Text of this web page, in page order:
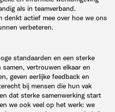
als in teamverband.
denkt actief mee over hoe we ons
verbeteren.
standaarden en een sterke
vertrouwen elkaar en
geven eerlijke feedback en
bij mensen die hun vak
dat sterke samenwerking start
we ook veel op het werk: we